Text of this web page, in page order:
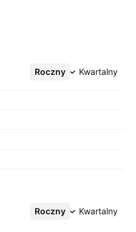
Roczny Kwartalny
Więcej
Roczny Kwartalny
Więcej